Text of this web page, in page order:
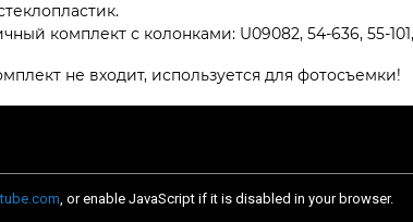
комплект с колонками: U09082, 54-636, 55-101,
не входит, используется для фотосъемки!